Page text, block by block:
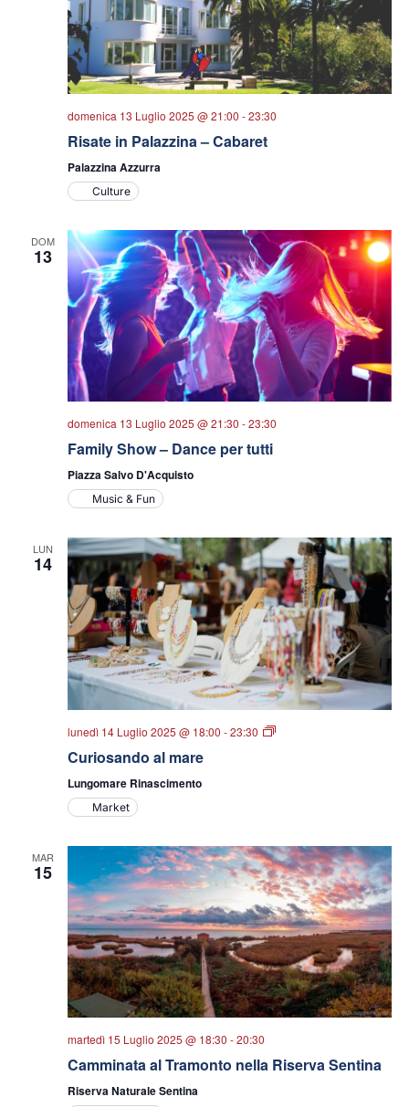
domenica 13 Luglio 2025 @ 21:00 -23:30
Risate in Palazzina – Cabaret
Palazzina Azzurra
Culture
DOM
13
domenica 13 Luglio 2025 @ 21:30 -23:30
Family Show – Dance per tutti
Piazza Salvo D'Acquisto
Music & Fun
LUN
14
lunedì 14 Luglio 2025 @ 18:00 -23:30
Curiosando
Curiosando al mare
Lungomare Rinascimento
Market
MAR
15
martedì 15 Luglio 2025 @ 18:30 -20:30
Camminata al Tramonto nella Riserva Sentina
Riserva Naturale Sentina